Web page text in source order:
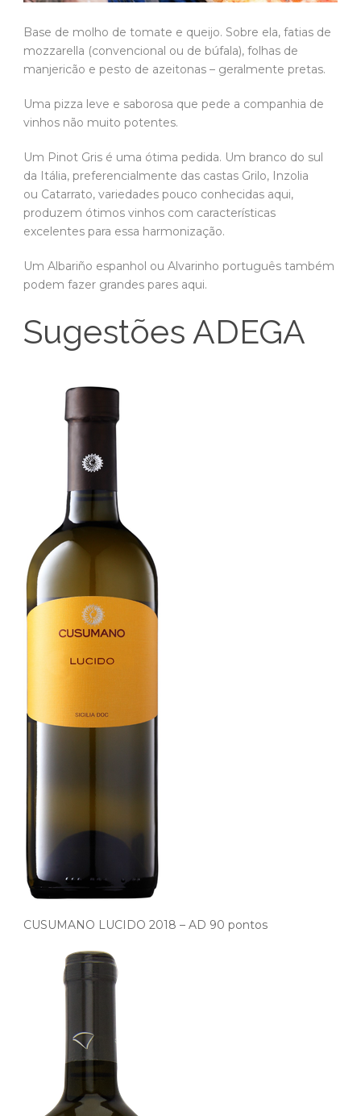
Base de molho de tomate e queijo. Sobre ela, fatias de
mozzarella (convencional ou de búfala), folhas de
manjericão e pesto de azeitonas – geralmente pretas.
Uma pizza leve e saborosa que pede a companhia de
vinhos não muito potentes.
Um Pinot Gris é uma ótima pedida. Um branco do sul
da Itália, preferencialmente das castas Grilo, Inzolia
ou Catarrato, variedades pouco conhecidas aqui,
produzem ótimos vinhos com características
excelentes para essa harmonização.
Um Albariño espanhol ou Alvarinho português também
podem fazer grandes pares aqui.
Sugestões ADEGA
CUSUMANO LUCIDO 2018 – AD 90 pontos